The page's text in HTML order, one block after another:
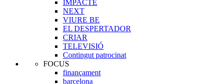
IMPACTE
NEXT
VIURE BE
EL DESPERTADOR
CRIAR
TELEVISIÓ
Contingut patrocinat
FOCUS
finançament
barcelona